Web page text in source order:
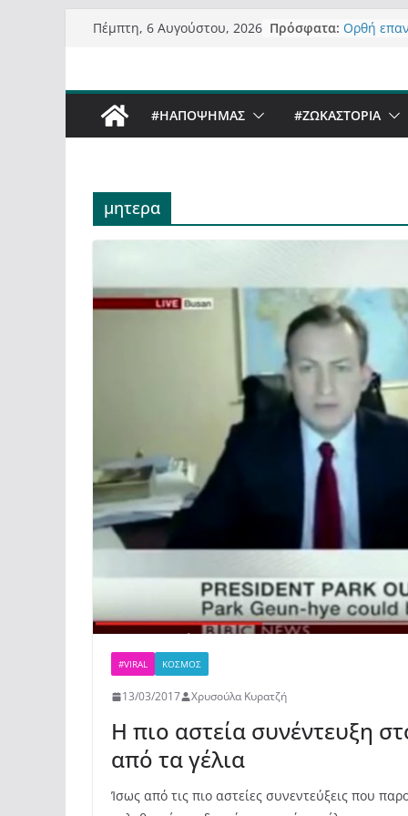
Μετάβαση
Πέμπτη, 6 Αυγούστου, 2026 Πρόσφατα: Ορθή
Sky στην
Πόσο
#ΗΑΠΟΨΗΜΑΣ #ZΩΚΑΣΤΟΡΙΑ
μητερα
#VIRAL ΚΌΣΜΟΣ
13/03/2017 Χρυσούλα Κυρατζή
Η πιο αστεία συνέντευξη
από τα γέλια
Ίσως από τις πιο αστείες συνεντεύξεις που